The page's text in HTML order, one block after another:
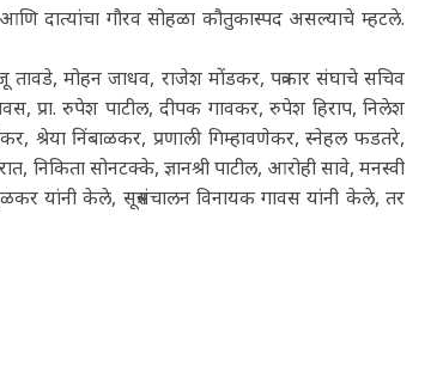
आणि दात्यांचा गौरव सोहळा कौतुकास्पद असल्याचे म्हटले.
तावडे, मोहन जाधव, राजेश मोंडकर, पत्रकार संघाचे सचिव
प्रा. रुपेश पाटील, दीपक गावकर, रुपेश हिराप, निलेश
श्रेया निंबाळकर, प्रणाली गिम्हावणेकर, स्नेहल फडतरे,
निकिता सोनटक्के, ज्ञानश्री पाटील, आरोही सावे, मनस्वी
यांनी केले, सूत्रसंचालन विनायक गावस यांनी केले, तर